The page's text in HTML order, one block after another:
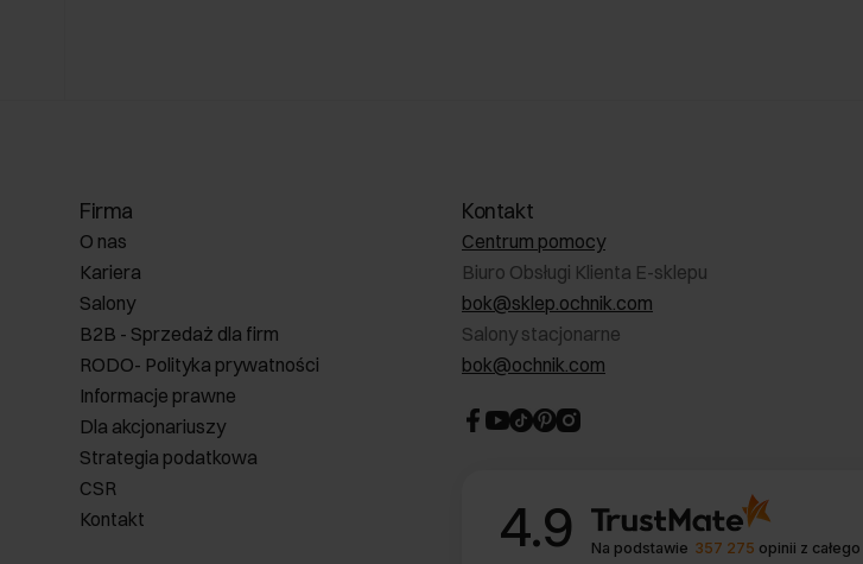
Firma
O nas
Kariera
Salony
B2B - Sprzedaż dla firm
RODO- Polityka prywatności
Informacje prawne
Dla akcjonariuszy
Strategia podatkowa
CSR
Kontakt
Kontakt
Centrum pomocy
Biuro Obsługi Klienta E-sklepu
bok@sklep.ochnik.com
Salony stacjonarne
bok@ochnik.com
4.9 Na podstawie 357 275 opinii z